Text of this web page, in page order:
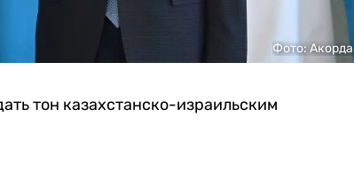
Фото: Акорда
тон казахстанско-израильским